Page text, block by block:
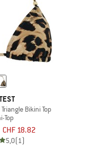
Bikini Top
Top
CHF 18.82
5,0(1)